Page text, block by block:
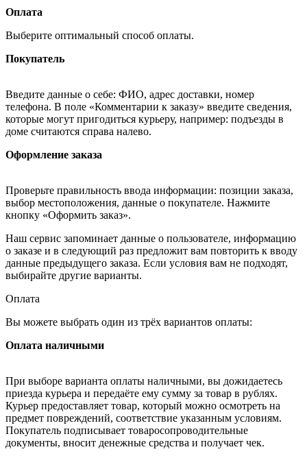
Оплата
Выберите оптимальный способ оплаты.
Покупатель
Введите данные о себе: ФИО, адрес доставки, номер
телефона. В поле «Комментарии к заказу» введите сведения,
которые могут пригодиться курьеру, например: подъезды в
доме считаются справа налево.
Оформление заказа
Проверьте правильность ввода информации: позиции заказа,
выбор местоположения, данные о покупателе. Нажмите
кнопку «Оформить заказ».
Наш сервис запоминает данные о пользователе, информацию
о заказе и в следующий раз предложит вам повторить к вводу
данные предыдущего заказа. Если условия вам не подходят,
выбирайте другие варианты.
Оплата
Вы можете выбрать один из трёх вариантов оплаты:
Оплата наличными
При выборе варианта оплаты наличными, вы дожидаетесь
приезда курьера и передаёте ему сумму за товар в рублях.
Курьер предоставляет товар, который можно осмотреть на
предмет повреждений, соответствие указанным условиям.
Покупатель подписывает товаросопроводительные
документы, вносит денежные средства и получает чек.